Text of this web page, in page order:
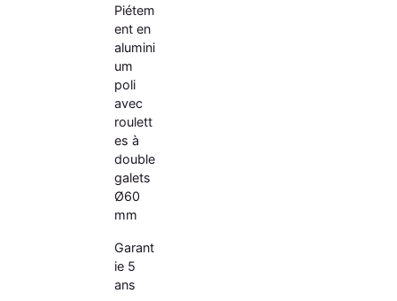
Piétem
ent en
alumini
um
poli
avec
roulett
es à
double
galets
Ø60
mm
Garant
ie 5
ans